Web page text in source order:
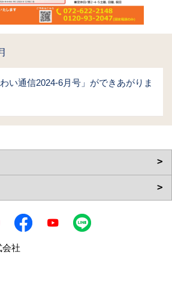
わい通信2024-6月号」ができあがりま
会社